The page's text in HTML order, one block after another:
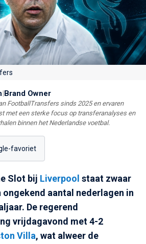
|Brand Owner
FootballTransfers sinds 2025 en ervaren
met een sterke focus op transferanalyses en
binnen het Nederlandse voetbal.
favoriet
Slot bij Liverpool staat zwaar
ongekend aantal nederlagen in
De regerend
vrijdagavond met 4-2
Villa, wat alweer de